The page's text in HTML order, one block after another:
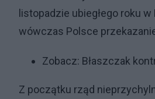
listopadzie ubiegłego roku
wówczas Polsce
Zobacz: Błaszczak
Z początku rząd